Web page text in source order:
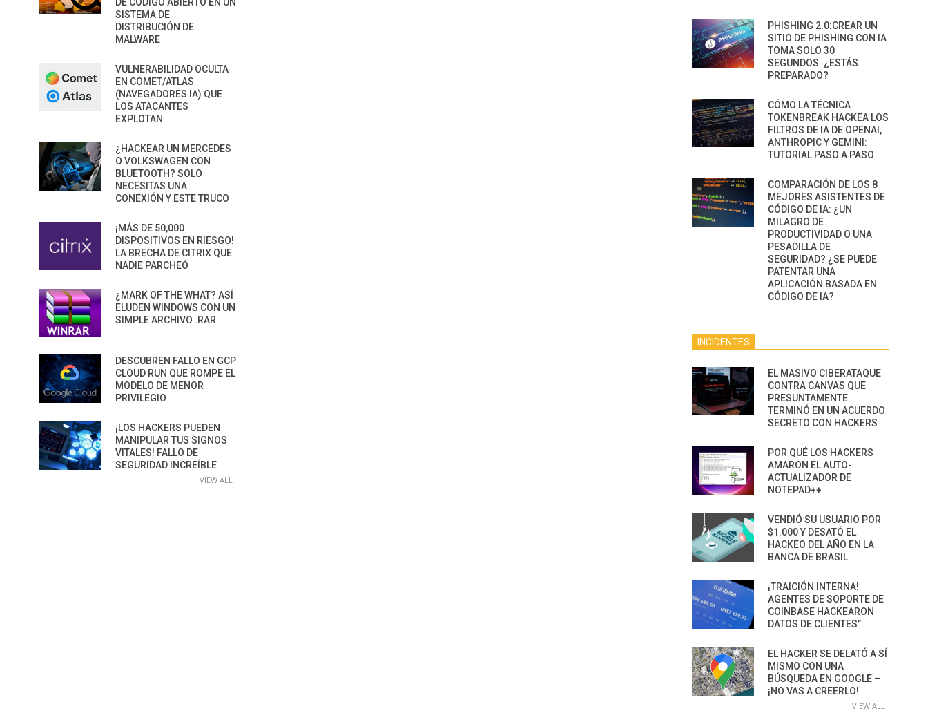
SISTEMA DE
DISTRIBUCIÓN DE
MALWARE
VULNERABILIDAD OCULTA
EN COMET/ATLAS
(NAVEGADORES IA) QUE
LOS ATACANTES
EXPLOTAN
¿HACKEAR UN MERCEDES
O VOLKSWAGEN CON
BLUETOOTH? SOLO
NECESITAS UNA
CONEXIÓN Y ESTE TRUCO
¡MÁS DE 50,000
DISPOSITIVOS EN RIESGO!
LA BRECHA DE CITRIX QUE
NADIE PARCHEÓ
¿MARK OF THE WHAT? ASÍ
ELUDEN WINDOWS CON UN
SIMPLE ARCHIVO .RAR
DESCUBREN FALLO EN GCP
CLOUD RUN QUE ROMPE EL
MODELO DE MENOR
PRIVILEGIO
¡LOS HACKERS PUEDEN
MANIPULAR TUS SIGNOS
VITALES! FALLO DE
SEGURIDAD INCREÍBLE
VIEW ALL
PHISHING 2.0:CREAR UN
SITIO DE PHISHING CON IA
TOMA SOLO 30
SEGUNDOS. ¿ESTÁS
PREPARADO?
CÓMO LA TÉCNICA
TOKENBREAK HACKEA LOS
FILTROS DE IA DE OPENAI,
ANTHROPIC Y GEMINI:
TUTORIAL PASO A PASO
COMPARACIÓN DE LOS 8
MEJORES ASISTENTES DE
CÓDIGO DE IA: ¿UN
MILAGRO DE
PRODUCTIVIDAD O UNA
PESADILLA DE
SEGURIDAD? ¿SE PUEDE
PATENTAR UNA
APLICACIÓN BASADA EN
CÓDIGO DE IA?
INCIDENTES
EL MASIVO CIBERATAQUE
CONTRA CANVAS QUE
PRESUNTAMENTE
TERMINÓ EN UN ACUERDO
SECRETO CON HACKERS
POR QUÉ LOS HACKERS
AMARON EL AUTO-
ACTUALIZADOR DE
NOTEPAD++
VENDIÓ SU USUARIO POR
$1.000 Y DESATÓ EL
HACKEO DEL AÑO EN LA
BANCA DE BRASIL
¡TRAICIÓN INTERNA!
AGENTES DE SOPORTE DE
COINBASE HACKEARON
DATOS DE CLIENTES”
EL HACKER SE DELATÓ A SÍ
MISMO CON UNA
BÚSQUEDA EN GOOGLE –
¡NO VAS A CREERLO!
VIEW ALL